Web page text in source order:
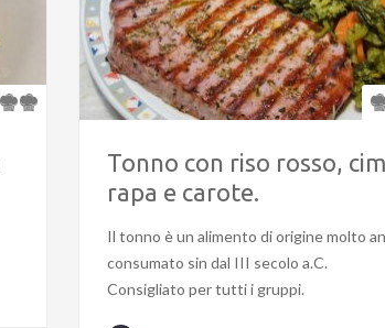
Tonno con riso rosso,
rapa e carote.
Il tonno è un alimento di origine molto
consumato sin dal III secolo a.C.
Consigliato per tutti i gruppi.